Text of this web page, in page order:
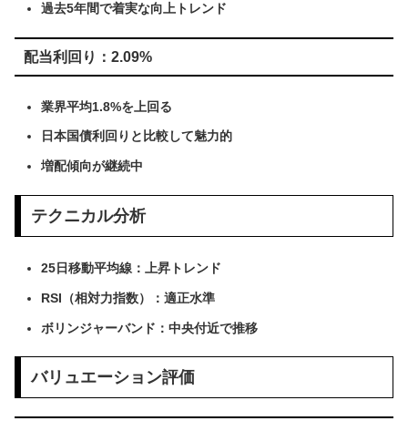
過去5年間で着実な向上トレンド
配当利回り：2.09%
業界平均1.8%を上回る
日本国債利回りと比較して魅力的
増配傾向が継続中
テクニカル分析
25日移動平均線：上昇トレンド
RSI（相対力指数）：適正水準
ボリンジャーバンド：中央付近で推移
バリュエーション評価